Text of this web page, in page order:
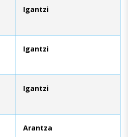
Igantzi
Igantzi
Igantzi
Arantza